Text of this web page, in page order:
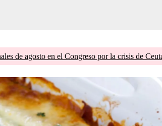
de agosto en el Congreso por la crisis de